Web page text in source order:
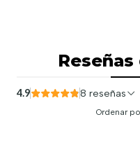
4.9 8 reseñas
Ordenar